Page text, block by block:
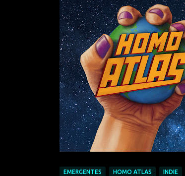
EMERGENTES HOMO ATLAS INDIE